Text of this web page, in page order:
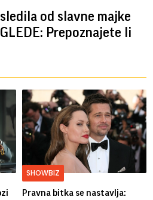
od slavne majke
Prepoznajete li
SHOWBIZ
Pravna bitka se nastavlja: